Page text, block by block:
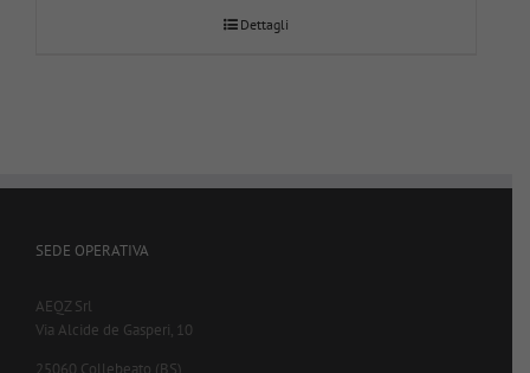
Dettagli
SEDE OPERATIVA
AEQZ Srl
Via Alcide de Gasperi, 10
25060 Collebeato (BS)